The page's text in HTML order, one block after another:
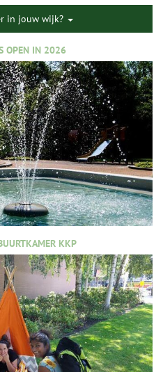
in jouw wijk?
OPEN IN 2026
KKP